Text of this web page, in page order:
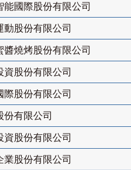
能國際股份有限公司
動股份有限公司
醬燒烤股份有限公司
資股份有限公司
際股份有限公司
份有限公司
資股份有限公司
業股份有限公司